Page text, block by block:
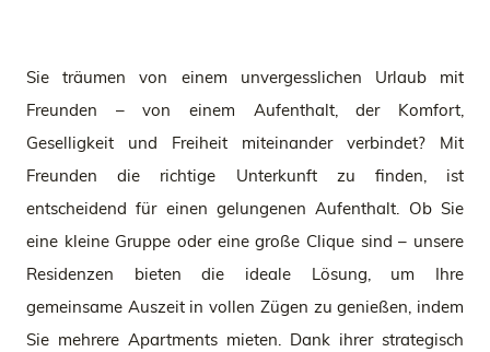
Sie träumen von einem unvergesslichen Urlaub mit
Freunden – von einem Aufenthalt, der Komfort,
Geselligkeit und Freiheit miteinander verbindet? Mit
Freunden die richtige Unterkunft zu finden, ist
entscheidend für einen gelungenen Aufenthalt. Ob Sie
eine kleine Gruppe oder eine große Clique sind – unsere
Residenzen bieten die ideale Lösung, um Ihre
gemeinsame Auszeit in vollen Zügen zu genießen, indem
Sie mehrere Apartments mieten. Dank ihrer strategisch